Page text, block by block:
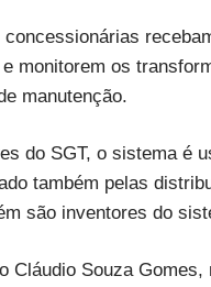
monitorem os
manutenção.
do SGT, o sistema é
também pelas
são inventores do
Cláudio Souza